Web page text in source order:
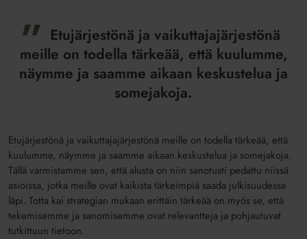
Etujärjestönä ja vaikuttajajärjestönä
meille on todella tärkeää, että kuulumme,
näymme ja saamme aikaan keskustelua ja
somejakoja.
Etujärjestönä ja vaikuttajajärjestönä meille on todella tärkeää, että
kuulumme, näymme ja saamme aikaan keskustelua ja somejakoja.
Tällä varmistamme sen, että alusta on niin sanotusti pedattu niissä
asioissa, jotka meille ovat kaikista tärkeimpiä saada julkisuudessa
läpi. Totta kai strategian mukaan erittäin tärkeää on myös se, että
tekemisemme ja sanomisemme ovat relevantteja ja pohjautuvat
tutkittuun tietoon.